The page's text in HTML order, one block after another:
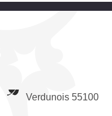
Verdunois 55100